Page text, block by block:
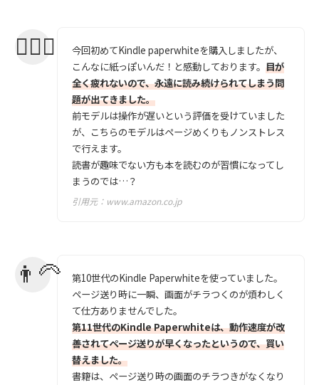
今回初めてKindle paperwhiteを購入しましたが、
こんなに紙っぽいんだ！と感動しております。 目が
全く疲れないので、永遠に読み続けられてしまう問
題が出てきました。
前モデルは操作が遅いという評価を受けていました
が、こちらのモデルはページめくりもノンストレス
で行えます。
読書が趣味でない方も本を読むのが習慣になってし
まうのでは…？
引用元： www.amazon.co.jp
第10世代のKindle Paperwhiteを使っていました。
ページ送り時に一瞬、画面がチラつくのが煩わしく
て仕方ありませんでした。
第11世代のKindle Paperwhiteは、動作速度が改
善されてページ送りが早くなったというので、買い
替えました。
書籍は、ページ送り時の画面のチラつきがなくなり